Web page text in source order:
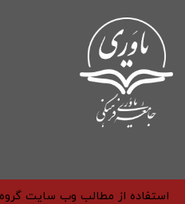
استفاده از مطالب وب سایت